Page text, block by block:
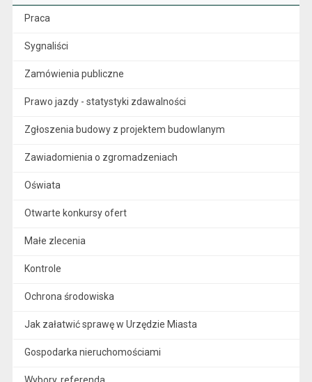
Praca
Sygnaliści
Zamówienia publiczne
Prawo jazdy - statystyki zdawalności
Zgłoszenia budowy z projektem budowlanym
Zawiadomienia o zgromadzeniach
Oświata
Otwarte konkursy ofert
Małe zlecenia
Kontrole
Ochrona środowiska
Jak załatwić sprawę w Urzędzie Miasta
Gospodarka nieruchomościami